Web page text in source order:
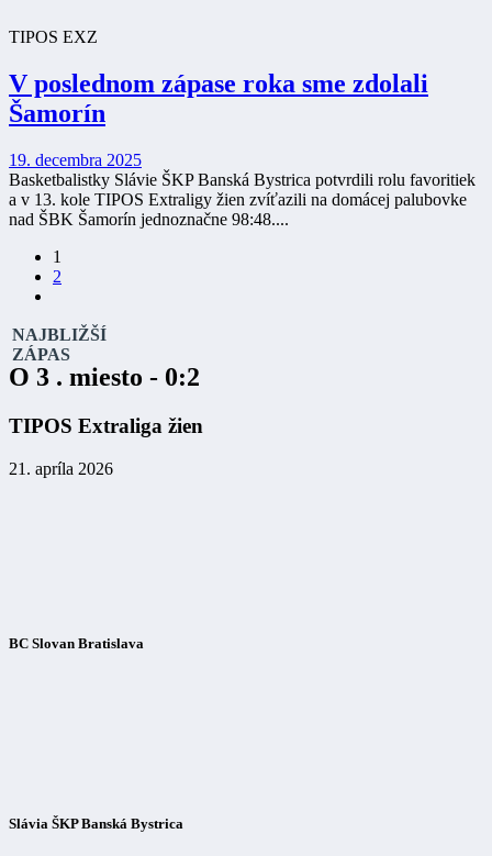
TIPOS EXZ
V poslednom zápase roka sme zdolali
Šamorín
19. decembra 2025
Basketbalistky Slávie ŠKP Banská Bystrica potvrdili rolu favoritiek
a v 13. kole TIPOS Extraligy žien zvíťazili na domácej palubovke
nad ŠBK Šamorín jednoznačne 98:48....
1
2
NAJBLIŽŠÍ
ZÁPAS
O 3 . miesto - 0:2
TIPOS Extraliga žien
21. apríla 2026
BC Slovan Bratislava
Slávia ŠKP Banská Bystrica